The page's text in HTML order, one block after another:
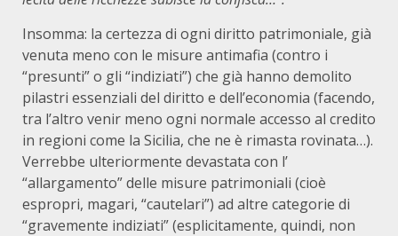
Insomma: la certezza di ogni diritto patrimoniale, già
venuta meno con le misure antimafia (contro i
“presunti” o gli “indiziati”) che già hanno demolito
pilastri essenziali del diritto e dell’economia (facendo,
tra l’altro venir meno ogni normale accesso al credito
in regioni come la Sicilia, che ne è rimasta rovinata…).
Verrebbe ulteriormente devastata con l’
“allargamento” delle misure patrimoniali (cioè
espropri, magari, “cautelari”) ad altre categorie di
“gravemente indiziati” (esplicitamente, quindi, non